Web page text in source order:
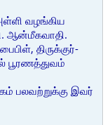
வழங்கிய
ஆன்மீகவாதி.
திருக்குர்-
பூரணத்துவம்
பலவற்றுக்கு இவர்